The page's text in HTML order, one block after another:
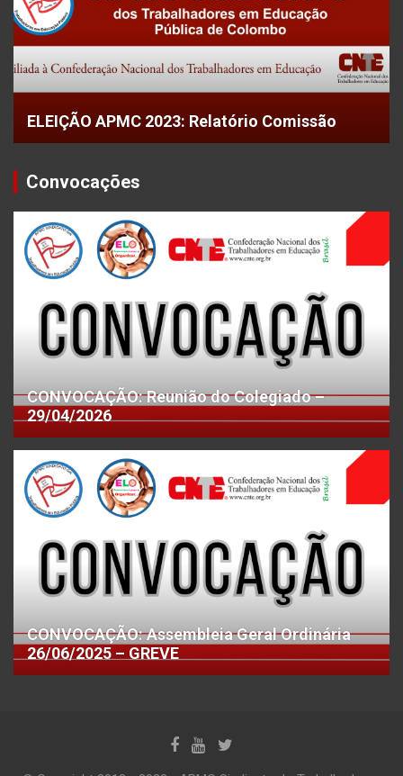
ELEIÇÃO APMC 2023: Relatório Comissão
Convocações
CONVOCAÇÃO: Reunião do Colegiado –
29/04/2026
CONVOCAÇÃO: Assembleia Geral Ordinária
26/06/2025 – GREVE